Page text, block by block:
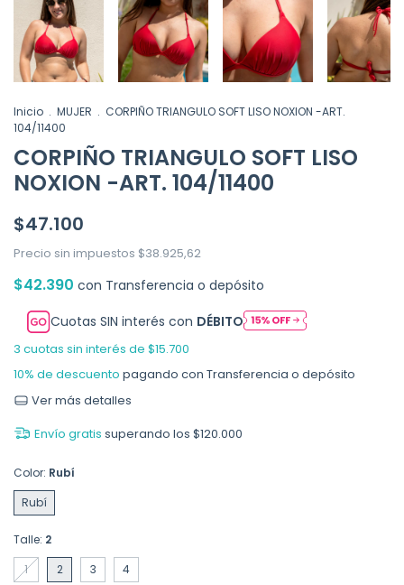
Inicio . MUJER . CORPIÑO TRIANGULO SOFT LISO NOXION -ART.
104/11400
CORPIÑO TRIANGULO SOFT LISO
NOXION -ART. 104/11400
$47.100
Precio sin impuestos $38.925,62
$42.390 con Transferencia o depósito
Cuotas SIN interés con DÉBITO
3 cuotas sin interés de $15.700
10% de descuento pagando con Transferencia o depósito
Ver más detalles
Envío gratis superando los $120.000
Color: Rubí
Rubí
Talle: 2
1
2 3 4